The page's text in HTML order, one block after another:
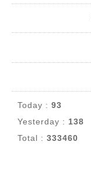
Today : 93
Yesterday : 138
Total : 333460